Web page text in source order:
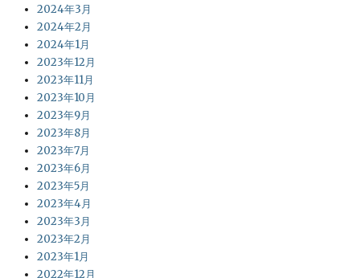
2024年3月
2024年2月
2024年1月
2023年12月
2023年11月
2023年10月
2023年9月
2023年8月
2023年7月
2023年6月
2023年5月
2023年4月
2023年3月
2023年2月
2023年1月
2022年12月